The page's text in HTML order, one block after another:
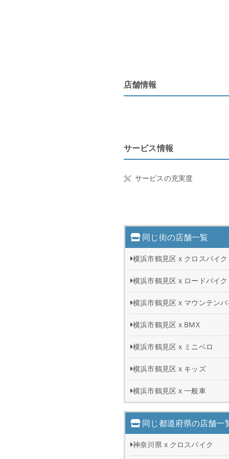
店舗情報
サービス情報
サービスの充実度
同じ街の店舗一覧
横浜市鶴見区 x クロスバイク
横浜市鶴見区 x ロードバイク
横浜市鶴見区 x マウンテンバ
横浜市鶴見区 x BMX
横浜市鶴見区 x ミニベロ
横浜市鶴見区 x キッズ
横浜市鶴見区 x 一般車
同じ都道府県の店舗一
神奈川県 x クロスバイク